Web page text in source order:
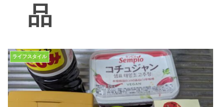
品
ライフスタイル